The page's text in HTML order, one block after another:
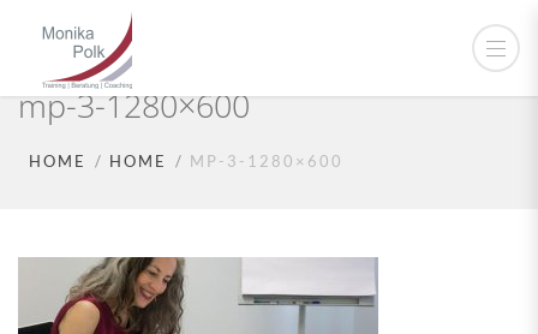
mp-3-1280×600
HOME HOME MP-3-1280×600